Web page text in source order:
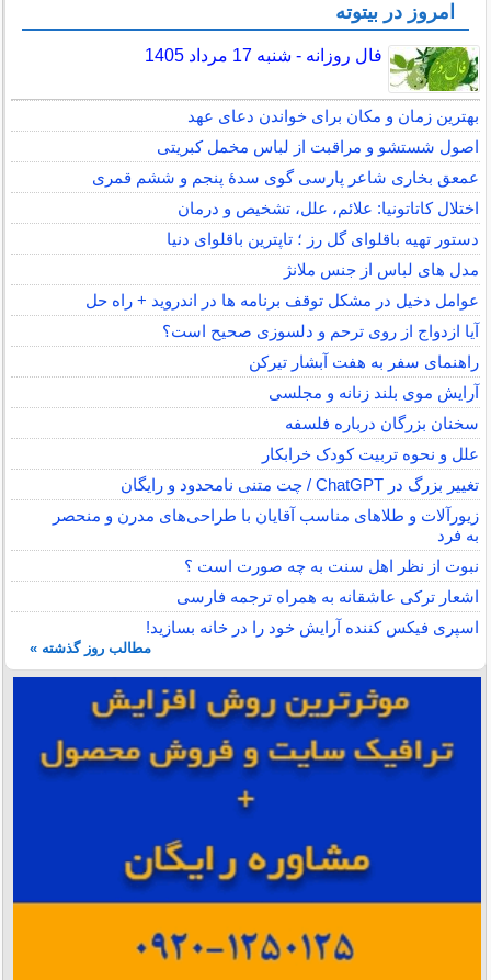
امروز در بیتوته
فال روزانه - شنبه 17 مرداد 1405
بهترین زمان و مکان برای خواندن دعای عهد
اصول شستشو و مراقبت از لباس مخمل کبریتی
عمعق بخاری شاعر پارسی گوی سدهٔ پنجم و ششم قمری
اختلال کاتاتونیا: علائم، علل، تشخیص و درمان
دستور تهیه باقلوای گل رز ؛ تاپترین باقلوای دنیا
مدل های لباس از جنس ملانژ
عوامل دخیل در مشکل توقف برنامه ها در اندروید + راه حل
آیا ازدواج از روی ترحم و دلسوزی صحیح است؟
راهنمای سفر به هفت آبشار تیرکن
آرایش موی بلند زنانه و مجلسی
سخنان بزرگان درباره فلسفه
علل و نحوه تربیت کودک خرابکار
تغییر بزرگ در ChatGPT / چت متنی نامحدود و رایگان
زیورآلات و طلاهای مناسب آقایان با طراحی‌های مدرن و منحصر
به فرد
نبوت از نظر اهل سنت به چه صورت است ؟
اشعار ترکی عاشقانه به همراه ترجمه فارسی
اسپری فیکس کننده آرایش خود را در خانه بسازید!
مطالب روز گذشته »